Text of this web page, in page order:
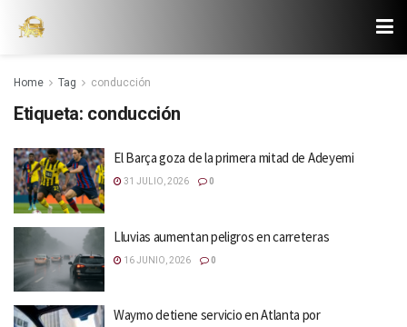
Home Tag conducción
Etiqueta: conducción
El Barça goza de la primera mitad de Adeyemi
31 JULIO, 2026 0
Lluvias aumentan peligros en carreteras
16 JUNIO, 2026 0
Waymo detiene servicio en Atlanta por